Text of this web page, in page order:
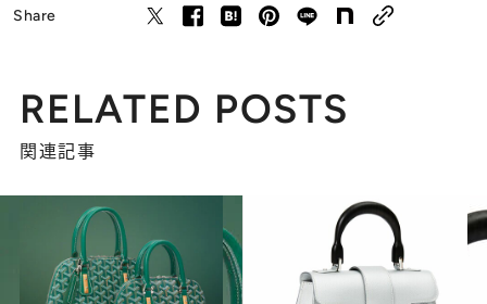
Share
RELATED POSTS
関連記事